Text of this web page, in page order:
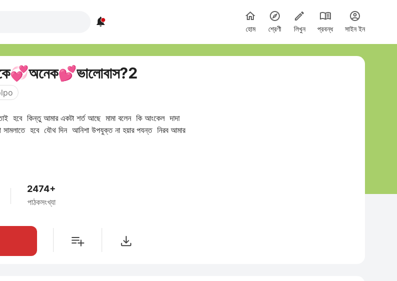

হোম শ্রেণী লিখুন প্রবন্ধ সাইন ইন
তাই হবে কিন্তু আমার একটা শর্ত আছে মামা বলেন কি আংকেল দাদা
সামলাতে হবে যৌথ দিন আনিশা উপযুক্ত না হয়ার পযন্ত নিরব আমার
2474+
পাঠকসংখ্যা